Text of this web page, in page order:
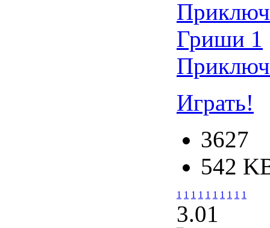
Играть!
3627
542
1 1 1 1 1 1 1 1 1 1
3.01